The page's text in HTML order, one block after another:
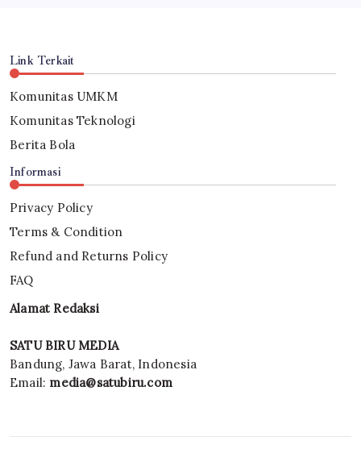
Link Terkait
Komunitas UMKM
Komunitas Teknologi
Berita Bola
Informasi
Privacy Policy
Terms & Condition
Refund and Returns Policy
FAQ
Alamat Redaksi
SATU BIRU MEDIA
Bandung, Jawa Barat, Indonesia
Email: media@satubiru.com